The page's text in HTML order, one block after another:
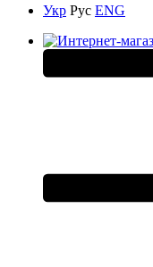
Укр Рус ENG